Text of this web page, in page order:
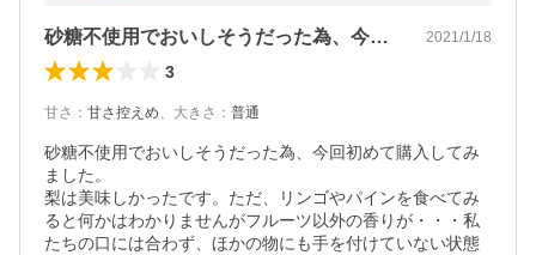
砂糖不使用でおいしそうだった為、今回初… 2021/1/18
3
甘さ ： 甘さ控えめ、 大きさ ： 普通
砂糖不使用でおいしそうだった為、今回初めて購入してみ
ました。
梨は美味しかったです。ただ、リンゴやパインを食べてみ
ると何かはわかりませんがフルーツ以外の香りが・・・私
たちの口には合わず、ほかの物にも手を付けていない状態